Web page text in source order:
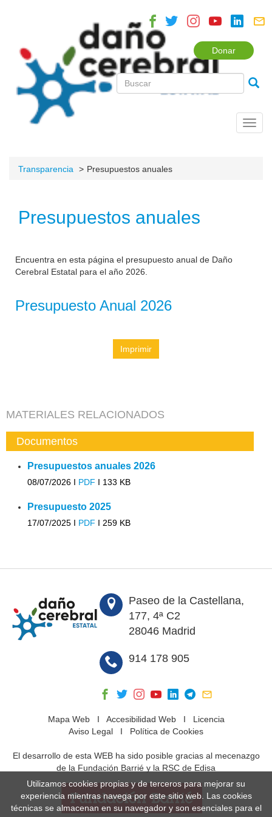
Donar
Transparencia Presupuestos anuales
Presupuestos anuales
Encuentra en esta página el presupuesto anual de Daño
Cerebral Estatal para el año 2026.
Presupuesto Anual 2026
Imprimir
MATERIALES RELACIONADOS
Documentos
Presupuestos anuales 2026
08/07/2026 I PDF I 133 KB
Presupuesto 2025
17/07/2025 I PDF I 259 KB
Paseo de la Castellana,
177, 4ª C2
28046 Madrid
914 178 905
Mapa WebI Accesibilidad WebI Licencia
Aviso Legal I Política de Cookies
El desarrollo de esta WEB ha sido posible gracias al mecenazgo
de la Fundación Barrié y la RSC de Edisa
Utilizamos cookies propias y de terceros para mejorar su
experiencia mientras navega por este sitio web. Las cookies
técnicas se almacenan en su navegador y son esenciales para el